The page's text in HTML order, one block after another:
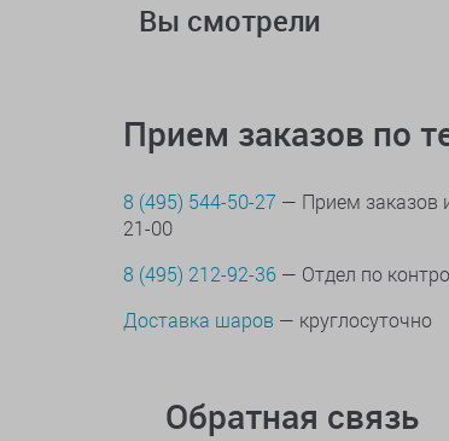
Вы смотрели
Прием заказов по
8 (495) 544-50-27 — Прием заказов
21-00
8 (495) 212-92-36 — Отдел по
Доставка шаров — круглосуточно
Обратная связь